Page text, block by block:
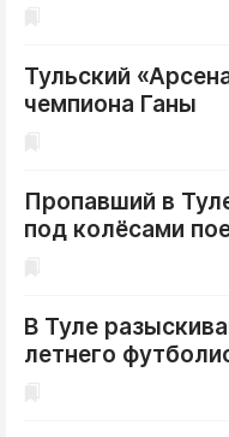
Тульский
чемпиона Ганы
Пропавший в
под колёсами
В Туле
летнего